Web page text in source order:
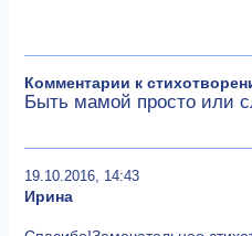
Комментарии к
Быть мамой просто или
19.10.2016, 14:43
Ирина